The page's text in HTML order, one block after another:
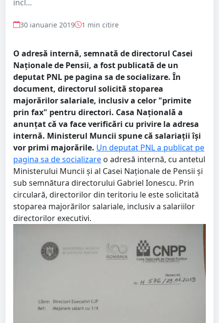
incl...
30 ianuarie 2019 1 min citire
O adresă internă, semnată de directorul Casei
Naționale de Pensii, a fost publicată de un
deputat PNL pe pagina sa de socializare. În
document, directorul solicită stoparea
majorărilor salariale, inclusiv a celor "primite
prin fax" pentru directori. Casa Națională a
anunțat că va face verificări cu privire la adresa
internă. Ministerul Muncii spune că salariații își
vor primi majorările. Un deputat PNL a publicat pe
pagina sa de socializare o adresă internă, cu antetul
Ministerului Muncii și al Casei Naționale de Pensii și
sub semnătura directorului Gabriel Ionescu. Prin
circulară, directorilor din teritoriu le este solicitată
stoparea majorărilor salariale, inclusiv a salariilor
directorilor executivi.